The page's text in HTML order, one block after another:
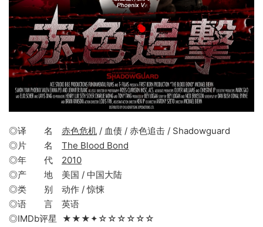
◎译 名 赤色危机 / 血债 / 赤色追击 / Shadowguard
◎片 名 The Blood Bond
◎年 代 2010
◎产 地 美国 / 中国大陆
◎类 别 动作 / 惊悚
◎语 言 英语
◎IMDb评星 ★★★✦☆☆☆☆☆☆